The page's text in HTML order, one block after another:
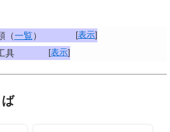
[表示]
（一覧）
[表示]
具